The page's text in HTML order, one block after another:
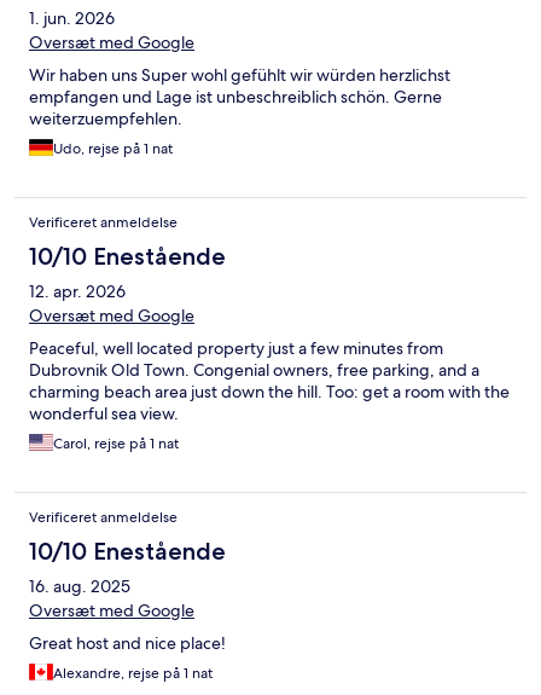
1. jun. 2026
Oversæt med Google
Wir haben uns Super wohl gefühlt wir würden herzlichst
empfangen und Lage ist unbeschreiblich schön. Gerne
weiterzuempfehlen.
Udo, rejse på 1 nat
Verificeret anmeldelse
10/10 Enestående
12. apr. 2026
Oversæt med Google
Peaceful, well located property just a few minutes from
Dubrovnik Old Town. Congenial owners, free parking, and a
charming beach area just down the hill. Too: get a room with the
wonderful sea view.
Carol, rejse på 1 nat
Verificeret anmeldelse
10/10 Enestående
16. aug. 2025
Oversæt med Google
Great host and nice place!
Alexandre, rejse på 1 nat